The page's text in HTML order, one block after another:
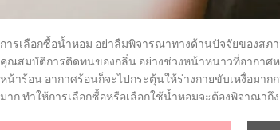
การเลือกซื้อน้ำหอม อย่าลืมพิจารณาทางด้านปัจจัยของสภ
คุณสมบัติการติดทนของกลิ่น อย่างช่วงหน้าหนาวที่อากาศ
หน้าร้อน อากาศร้อนก็จะไปกระตุ้นให้ร่างกายขับเหงื่อม
มาก ทำให้การเลือกซื้อหรือเลือกใช้น้ำหอมจะต้องพิจาณา